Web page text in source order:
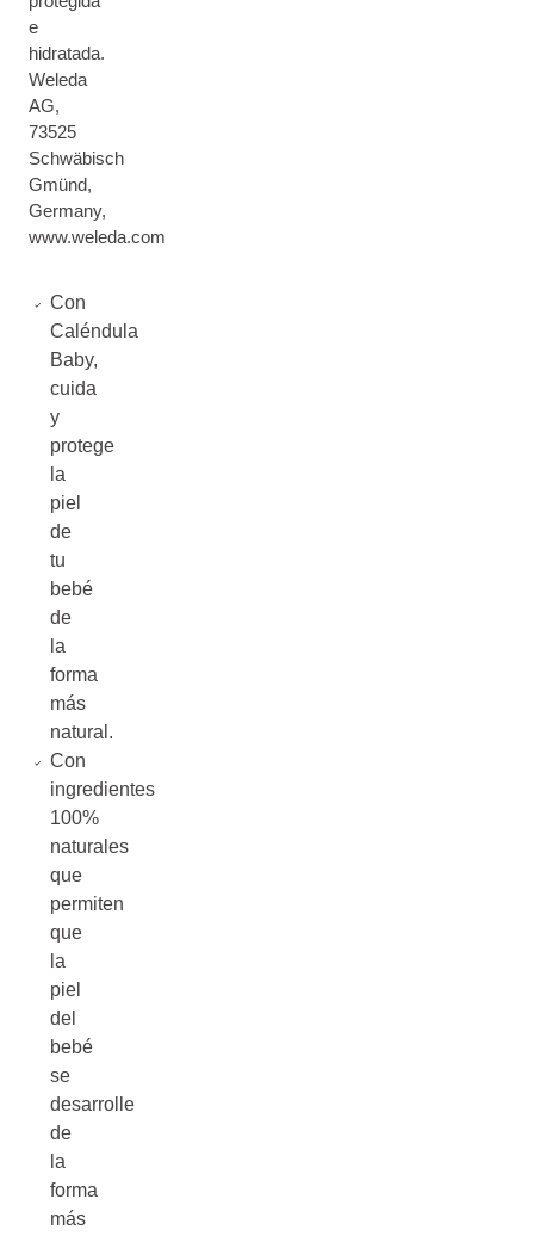
e
hidratada.
Weleda
AG,
73525
Schwäbisch
Gmünd,
Germany,
www.weleda.com
Con
Caléndula
Baby,
cuida
y
protege
la
piel
de
tu
bebé
de
la
forma
más
natural.
Con
ingredientes
100%
naturales
que
permiten
que
la
piel
del
bebé
se
desarrolle
de
la
forma
más